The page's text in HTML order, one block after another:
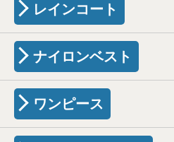
レインコート
ナイロンベスト
ワンピース